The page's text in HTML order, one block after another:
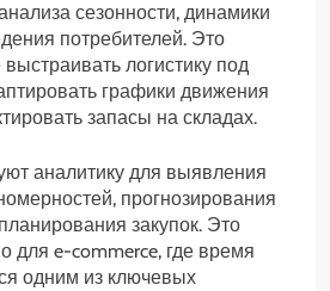
сезонности, динамики
потребителей. Это
логистику под
графики движения
запасы на складах.
аналитику для выявления
прогнозирования
закупок. Это
для e-commerce, где время
одним из ключевых